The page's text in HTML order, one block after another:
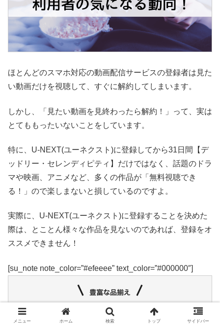
ほとんどのスマホ対応の動画配信サービスの登録者は見た
い動画だけを視聴して、すぐに解約してしまいます。
しかし、「見たい動画を見終わったら解約！」って、実は
とてももったいないことをしています。
特に、U-NEXT(ユーネクスト)に登録してから31日間【デ
ッドリー・セレンディピティ】だけではなく、話題のドラ
マや映画、アニメなど、多くの作品が「無料視聴でき
る！」ので楽しまないと損しているのですよ。
実際に、U-NEXT(ユーネクスト)に登録することを決めた
際は、とことん様々な作品を見ないのであれば、登録をオ
ススメできません！
[su_note note_color=”#efeeee” text_color=”#000000″]
メニュー ホーム 検索 トップ サイドバー